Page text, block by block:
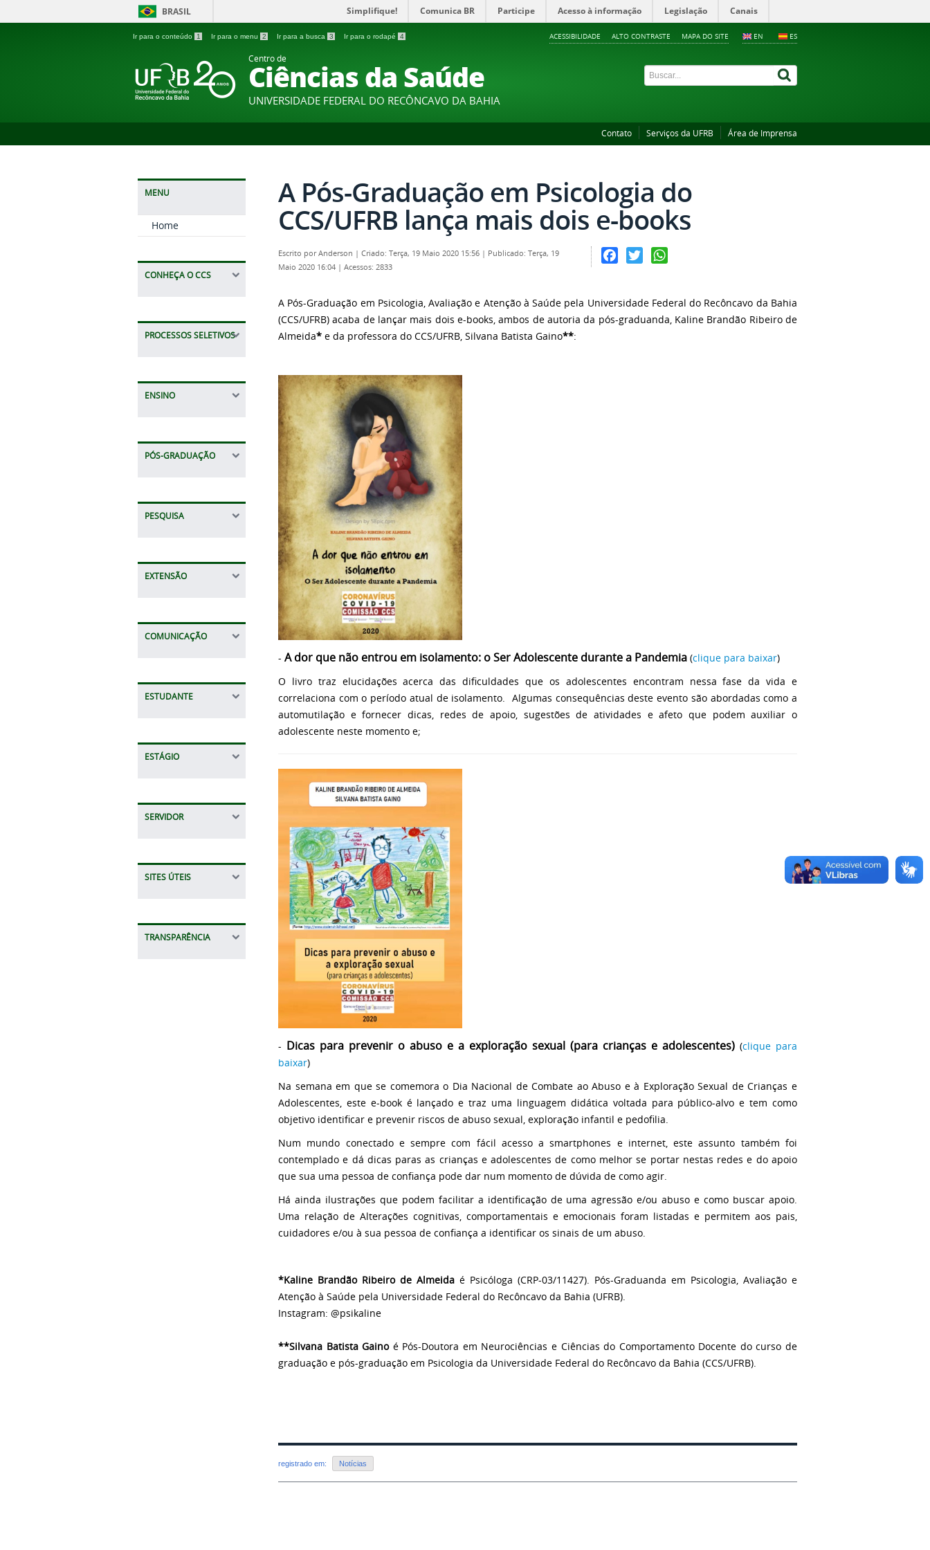
BRASIL Simplifique! Comunica BR Participe Acesso à informação Legislação Canais
Ir para o conteúdo 1 Ir para o menu 2 Ir para a busca 3 Ir para o rodapé 4 EN ES
ACESSIBILIDADE ALTO CONTRASTE MAPA DO SITE
Centro de
Ciências da Saúde
UNIVERSIDADE FEDERAL DO RECÔNCAVO DA BAHIA
Contato Serviços da UFRB Área de Imprensa
MENU
Home
CONHEÇA O CCS
PROCESSOS SELETIVOS
ENSINO
PÓS-GRADUAÇÃO
PESQUISA
EXTENSÃO
COMUNICAÇÃO
ESTUDANTE
ESTÁGIO
SERVIDOR
SITES ÚTEIS
TRANSPARÊNCIA
A Pós-Graduação em Psicologia do
CCS/UFRB lança mais dois e-books
Escrito porAnderson | Criado: Terça, 19 Maio 2020 15:56 | Publicado: Terça, 19
Maio 2020 16:04 | Acessos: 2833
A Pós-Graduação em Psicologia, Avaliação e Atenção à Saúde pela Universidade Federal do Recôncavo da Bahia
(CCS/UFRB) acaba de lançar mais dois e-books, ambos de autoria da pós-graduanda, Kaline Brandão Ribeiro de
Almeida* e da professora do CCS/UFRB, Silvana Batista Gaino**:
- A dor que não entrou em isolamento: o Ser Adolescente durante a Pandemia (clique para baixar)
O livro traz elucidações acerca das dificuldades que os adolescentes encontram nessa fase da vida e
correlaciona com o período atual de isolamento. Algumas consequências deste evento são abordadas como a
automutilação e fornecer dicas, redes de apoio, sugestões de atividades e afeto que podem auxiliar o
adolescente neste momento e;
- Dicas para prevenir o abuso e a exploração sexual (para crianças e adolescentes) (clique para
baixar)
Na semana em que se comemora o Dia Nacional de Combate ao Abuso e à Exploração Sexual de Crianças e
Adolescentes, este e-book é lançado e traz uma linguagem didática voltada para público-alvo e tem como
objetivo identificar e prevenir riscos de abuso sexual, exploração infantil e pedofilia.
Num mundo conectado e sempre com fácil acesso a smartphones e internet, este assunto também foi
contemplado e dá dicas paras as crianças e adolescentes de como melhor se portar nestas redes e do apoio
que sua uma pessoa de confiança pode dar num momento de dúvida de como agir.
Há ainda ilustrações que podem facilitar a identificação de uma agressão e/ou abuso e como buscar apoio.
Uma relação de Alterações cognitivas, comportamentais e emocionais foram listadas e permitem aos pais,
cuidadores e/ou à sua pessoa de confiança a identificar os sinais de um abuso.
*Kaline Brandão Ribeiro de Almeida é Psicóloga (CRP-03/11427). Pós-Graduanda em Psicologia, Avaliação e
Atenção à Saúde pela Universidade Federal do Recôncavo da Bahia (UFRB).
Instagram: @psikaline
**Silvana Batista Gainoé Pós-Doutora em Neurociências e Ciências do Comportamento Docente do curso de
graduação e pós-graduação em Psicologia da Universidade Federal do Recôncavo da Bahia (CCS/UFRB).
registrado em: Notícias